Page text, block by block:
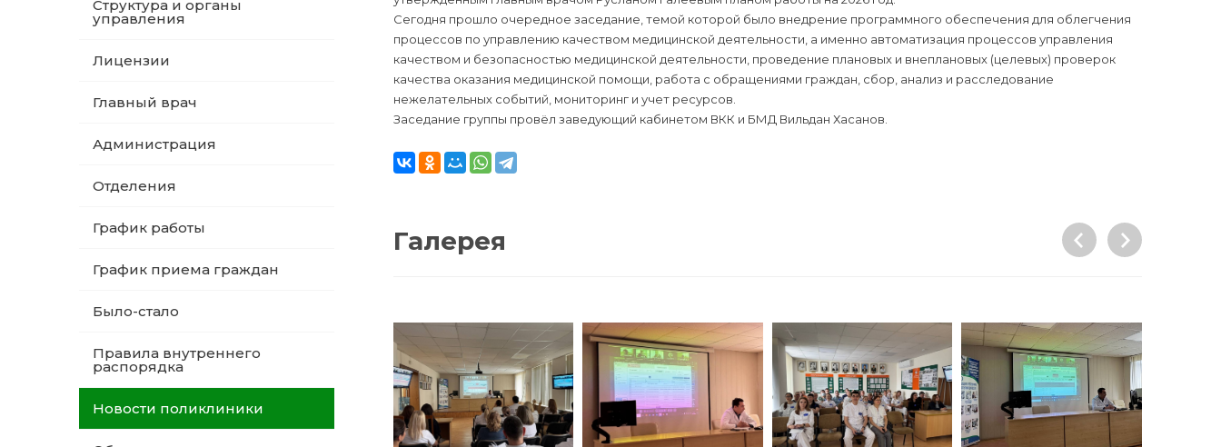
Структура и органы
управления
Лицензии
Главный врач
Администрация
Отделения
График работы
График приема граждан
Было-стало
Правила внутреннего
распорядка
Новости поликлиники
Сегодня прошло очередное заседание, темой которой было внедрение программного обеспечения для облегчения
процессов по управлению качеством медицинской деятельности, а именно автоматизация процессов управления
качеством и безопасностью медицинской деятельности, проведение плановых и внеплановых (целевых) проверок
качества оказания медицинской помощи, работа с обращениями граждан, сбор, анализ и расследование
нежелательных событий, мониторинг и учет ресурсов.
Заседание группы провёл заведующий кабинетом ВКК и БМД Вильдан Хасанов.
Галерея